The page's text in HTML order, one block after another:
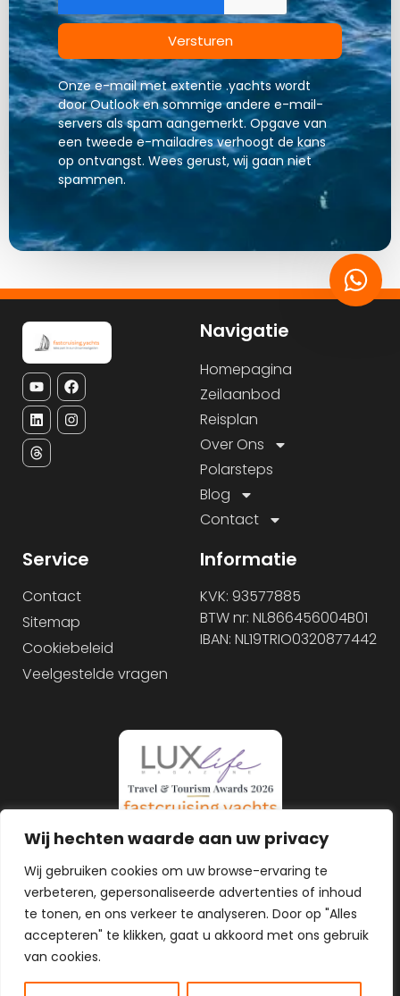
Wij hechten waarde aan uw privacy
Wij gebruiken cookies om uw browse-ervaring te
verbeteren, gepersonaliseerde advertenties of inhoud
te tonen, en ons verkeer te analyseren. Door op "Alles
accepteren" te klikken, gaat u akkoord met ons gebruik
van cookies.
Versturen
Onze e-mail met extentie .yachts wordt
door Outlook en sommige andere e-mail-
servers als spam aangemerkt. Opgave van
een tweede e-mailadres verhoogt de kans
op ontvangst. Wees gerust, wij gaan niet
spammen.
Navigatie
Homepagina
Zeilaanbod
Reisplan
Over Ons
Polarsteps
Blog
Contact
Service
Contact
Sitemap
Cookiebeleid
Veelgestelde vragen
Informatie
KVK: 93577885
BTW nr: NL866456004B01
IBAN: NL19TRIO0320877442